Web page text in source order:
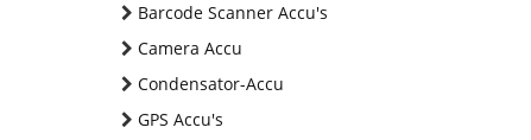
Barcode Scanner Accu's
Camera Accu
Condensator-Accu
GPS Accu's